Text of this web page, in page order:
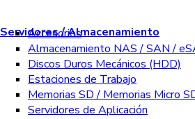
Servidores / Almacenamiento
Accesorios
Almacenamiento NAS / SAN /
Discos Duros Mecánicos (HDD)
Estaciones de Trabajo
Memorias SD / Memorias Micro
Servidores de Aplicación